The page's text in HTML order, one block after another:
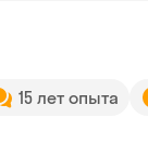
15 лет опыта